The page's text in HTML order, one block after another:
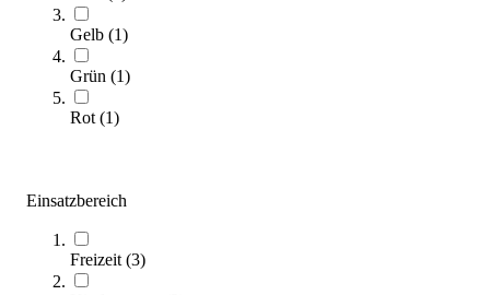
Gelb (1)
Grün (1)
Rot (1)
Einsatzbereich
Freizeit (3)
Zum Ratgeber
Kategorien & Filter
Sortieren nach